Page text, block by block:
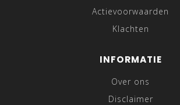
Actievoorwaarden
Klachten
INFORMATIE
Over ons
Disclaimer